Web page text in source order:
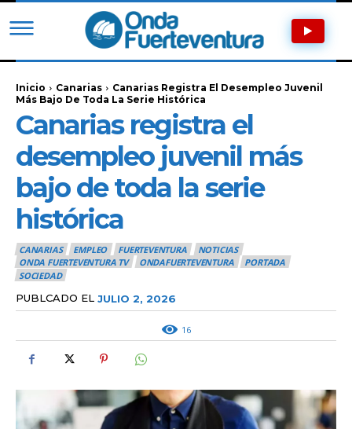
Inicio Canarias
Canarias Registra El Desempleo Juvenil
Más Bajo De Toda La Serie Histórica
Canarias registra el
desempleo juvenil más
bajo de toda la serie
histórica
CANARIAS EMPLEO FUERTEVENTURA
NOTICIAS
ONDA FUERTEVENTURA TV
ONDAFUERTEVENTURA
PORTADA
SOCIEDAD
PUBLCADO EL JULIO 2, 2026
16